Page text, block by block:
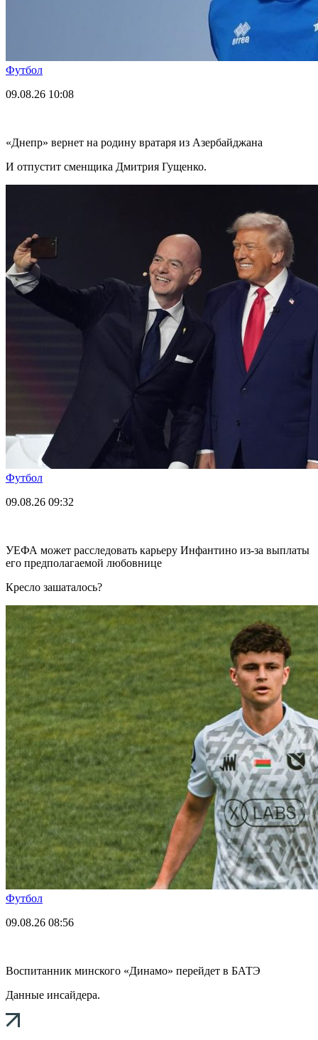
Футбол
09.08.26 10:08
«Днепр» вернет на родину вратаря из Азербайджана
И отпустит сменщика Дмитрия Гущенко.
Футбол
09.08.26 09:32
УЕФА может расследовать карьеру Инфантино из-за выплаты
его предполагаемой любовнице
Кресло зашаталось?
Футбол
09.08.26 08:56
Воспитанник минского «Динамо» перейдет в БАТЭ
Данные инсайдера.